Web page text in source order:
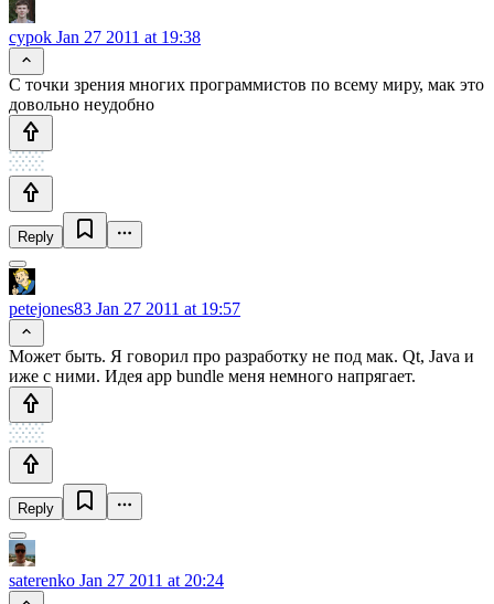
cypok Jan 27 2011 at 19:38
С точки зрения многих программистов по всему миру, мак это
довольно неудобно
Reply
petejones83 Jan 27 2011 at 19:57
Может быть. Я говорил про разработку не под мак. Qt, Java и
иже с ними. Идея app bundle меня немного напрягает.
Reply
saterenko Jan 27 2011 at 20:24